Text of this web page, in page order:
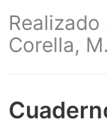
Corella,